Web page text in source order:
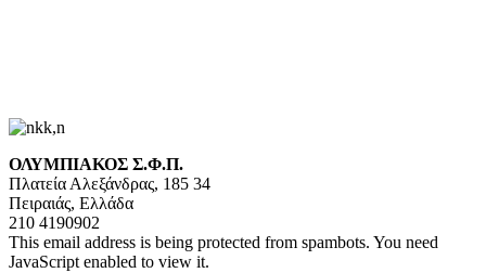
ΟΛΥΜΠΙΑΚΟΣ Σ.Φ.Π.
Πλατεία Αλεξάνδρας, 185 34
Πειραιάς, Ελλάδα
210 4190902
This email address is being protected from spambots. You need
JavaScript enabled to view it.